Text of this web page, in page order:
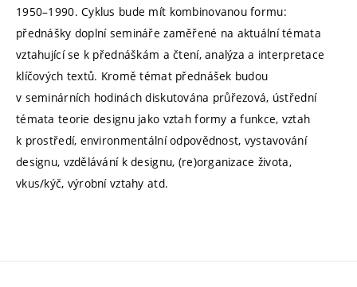
1950–1990. Cyklus bude mít kombinovanou formu:
přednášky doplní semináře zaměřené na aktuální témata
vztahující se k přednáškám a čtení, analýza a interpretace
klíčových textů. Kromě témat přednášek budou
v seminárních hodinách diskutována průřezová, ústřední
témata teorie designu jako vztah formy a funkce, vztah
k prostředí, environmentální odpovědnost, vystavování
designu, vzdělávání k designu, (re)organizace života,
vkus/kýč, výrobní vztahy atd.